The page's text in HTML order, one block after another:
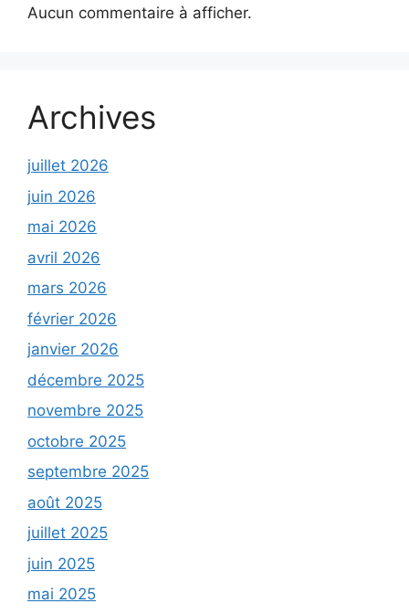
Aucun commentaire à afficher.
Archives
juillet 2026
juin 2026
mai 2026
avril 2026
mars 2026
février 2026
janvier 2026
décembre 2025
novembre 2025
octobre 2025
septembre 2025
août 2025
juillet 2025
juin 2025
mai 2025